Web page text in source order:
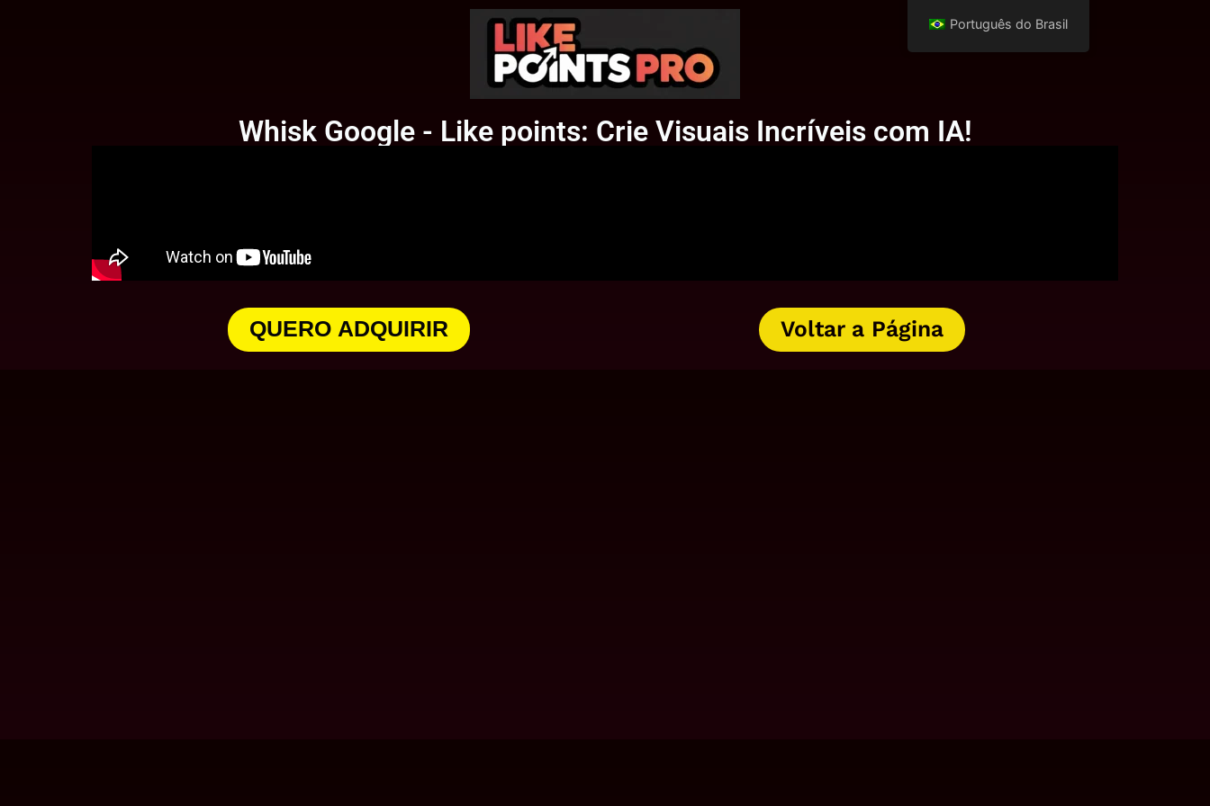
Whisk Google - Like points: Crie Visuais Incríveis com IA!
QUERO ADQUIRIR Voltar a Página
Português do Brasil